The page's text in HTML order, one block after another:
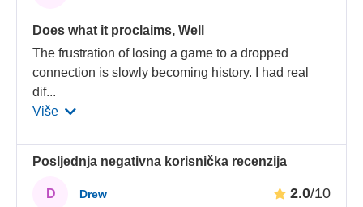
Does what it proclaims, Well
The frustration of losing a game to a dropped
connection is slowly becoming history. I had real
dif...
Više
Posljednja negativna korisnička recenzija
D Drew 2.0/10